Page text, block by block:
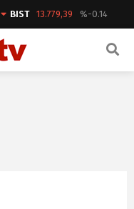
BIST 13.779,39 %-0.14
ARAMA YAP